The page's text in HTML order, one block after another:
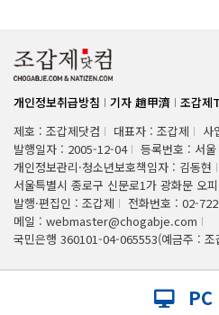
개인정보취급방침 기자 趙甲濟
조갑제
제호 : 조갑제닷컴
대표자 : 조갑제
사
발행일자 : 2005-12-04
등록번호 : 서
개인정보관리·청소년보호책임자 : 김동현
서울특별시 종로구 신문로1가 광화문 오
발행·편집인 : 조갑제
전화번호 : 02-
메일 : webmaster@chogabje.com
국민은행 360101-04-065553(예금주 : 조
PC